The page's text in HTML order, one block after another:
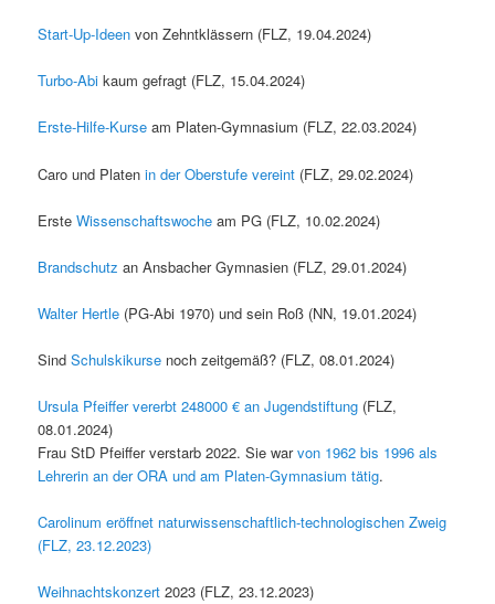
Start-Up-Ideen von Zehntklässern (FLZ, 19.04.2024)
Turbo-Abi kaum gefragt (FLZ, 15.04.2024)
Erste-Hilfe-Kurse am Platen-Gymnasium (FLZ, 22.03.2024)
Caro und Platenin der Oberstufe vereint (FLZ, 29.02.2024)
ErsteWissenschaftswoche am PG (FLZ, 10.02.2024)
Brandschutz an Ansbacher Gymnasien (FLZ, 29.01.2024)
Walter Hertle (PG-Abi 1970) und sein Roß (NN, 19.01.2024)
SindSchulskikurse noch zeitgemäß? (FLZ, 08.01.2024)
Ursula Pfeiffer vererbt 248000 € an Jugendstiftung (FLZ,
08.01.2024)
Frau StD Pfeiffer verstarb 2022. Sie warvon 1962 bis 1996 als
Lehrerin an der ORA und am Platen-Gymnasium tätig.
Carolinum eröffnet naturwissenschaftlich-technologischen Zweig
(FLZ, 23.12.2023)
Weihnachtskonzert 2023 (FLZ, 23.12.2023)